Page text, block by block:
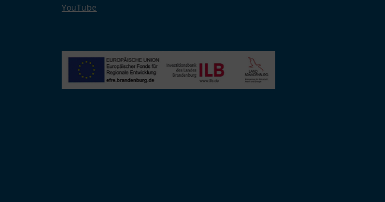
YouTube